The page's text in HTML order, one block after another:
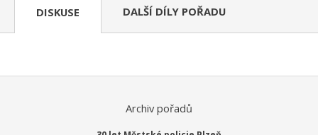
DISKUSE DALŠÍ DÍLY POŘADU
Archiv pořadů